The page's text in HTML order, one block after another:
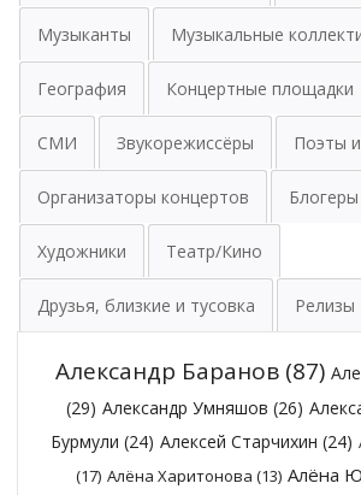
Музыканты Музыкальные
География Концертные площадки
СМИ Звукорежиссёры Поэты
Организаторы концертов Блогеры
Художники Театр/Кино
Друзья, близкие и тусовка Релизы
Александр Баранов(87)
(29) Александр Умняшов (26)
Бурмули (24) Алексей Старчихин (24)
(17) Алёна Харитонова (13) Алёна